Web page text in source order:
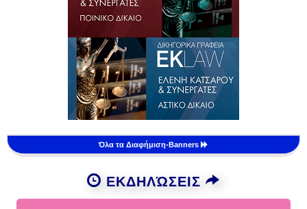
Όλα τα Διαφήμιση-Banners
ΕΚΔΗΛΏΣΕΙΣ